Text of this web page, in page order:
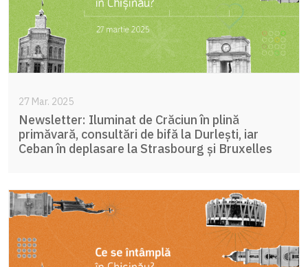
27 Mar. 2025
Newsletter: Iluminat de Crăciun în plină
primăvară, consultări de bifă la Durlești, iar
Ceban în deplasare la Strasbourg și Bruxelles